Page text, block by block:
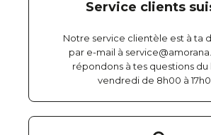
Service clients
Notre service clientèle est à ta
par e-mail à
répondons à tes questions du
vendredi de 8h00 à